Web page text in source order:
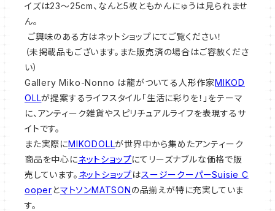
イズは23～25cm、なんと5枚ともかんにゅうは見られませ
ん。
ご興味のある方はネットショップにてご覧ください！
（未掲載品もございます。また販売済の場合はご容赦くださ
い）
Gallery Miko-Nonno は龍がついてる人形作家MIKOD
OLLが提案するライフスタイル「生活に彩りを！」をテーマ
に、アンティーク雑貨やスピリチュアルライフを表現するサ
イトです。
また実際にMIKODOLLが世界中から集めたアンティーク
商品を中心にネットショップにてリーズナブルな価格で販
売しています。 ネットショップはスージークーパーSuisie C
ooperとマトソンMATSONの品揃えが特に充実していま
す。